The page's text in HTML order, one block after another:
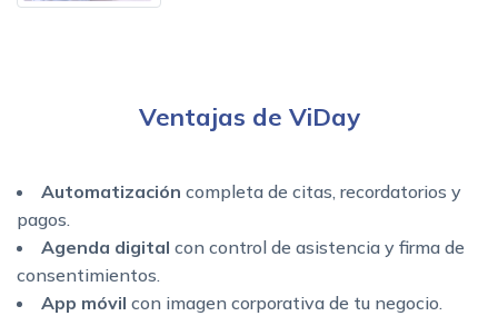
Ventajas de ViDay
Automatización completa de citas, recordatorios y
pagos.
Agenda digital con control de asistencia y firma de
consentimientos.
App móvil con imagen corporativa de tu negocio.